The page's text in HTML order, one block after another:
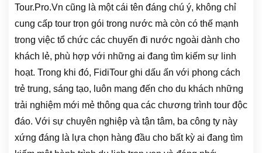
Tour.Pro.Vn cũng là một cái tên đáng chú ý, không chỉ
cung cấp tour trọn gói trong nước mà còn có thế mạnh
trong việc tổ chức các chuyến đi nước ngoài dành cho
khách lẻ, phù hợp với những ai đang tìm kiếm sự linh
hoạt. Trong khi đó, FidiTour ghi dấu ấn với phong cách
trẻ trung, sáng tạo, luôn mang đến cho du khách những
trải nghiệm mới mẻ thông qua các chương trình tour độc
đáo. Với sự chuyên nghiệp và tận tâm, ba công ty này
xứng đáng là lựa chọn hàng đầu cho bất kỳ ai đang tìm